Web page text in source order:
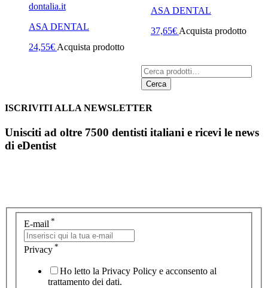
dontalia.it
ASA DENTAL
24,55€ Acquista prodotto
ASA DENTAL
37,65€ Acquista prodotto
Cerca:
Cerca
ISCRIVITI ALLA NEWSLETTER
Unisciti ad oltre 7500 dentisti italiani e ricevi le news
di eDentist
E-mail *
Privacy *
Ho letto la Privacy Policy e acconsento al
trattamento dei dati.